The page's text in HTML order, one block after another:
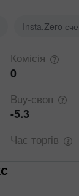
Insta.Zero
Комісія
0
Buy-своп
-5.3
Час торгів